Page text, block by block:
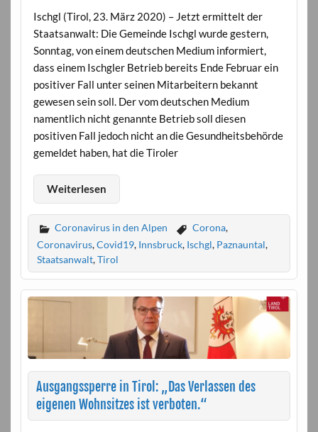
Ischgl (Tirol, 23. März 2020) – Jetzt ermittelt der
Staatsanwalt: Die Gemeinde Ischgl wurde gestern,
Sonntag, von einem deutschen Medium informiert,
dass einem Ischgler Betrieb bereits Ende Februar ein
positiver Fall unter seinen Mitarbeitern bekannt
gewesen sein soll. Der vom deutschen Medium
namentlich nicht genannte Betrieb soll diesen
positiven Fall jedoch nicht an die Gesundheitsbehörde
gemeldet haben, hat die Tiroler
Weiterlesen
Coronavirus in den Alpen Corona,
Coronavirus,Covid19, Innsbruck, Ischgl, Paznauntal,
Staatsanwalt,Tirol
Ausgangssperre in Tirol: „Das Verlassen des
eigenen Wohnsitzes ist verboten.“